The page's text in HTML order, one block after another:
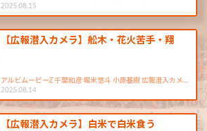
2025.08.15
【広報潜入カメラ】舩木・花火苦手・翔
アルビムービーZ 千葉和彦 堀米悠斗 小原基樹 広報潜入カメ…
2025.08.14
【広報潜入カメラ】白米で白米食う